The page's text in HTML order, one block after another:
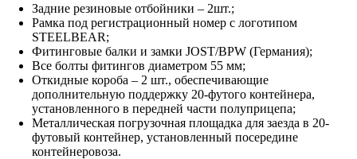
Задние резиновые отбойники – 2шт.;
Рамка под регистрационный номер с логотипом
STEELBEAR;
Фитинговые балки и замки JOST/BPW (Германия);
Все болты фитингов диаметром 55 мм;
Откидные короба – 2 шт., обеспечивающие
дополнительную поддержку 20-футого контейнера,
установленного в передней части полуприцепа;
Металлическая погрузочная площадка для заезда в 20-
футовый контейнер, установленный посередине
контейнеровоза.